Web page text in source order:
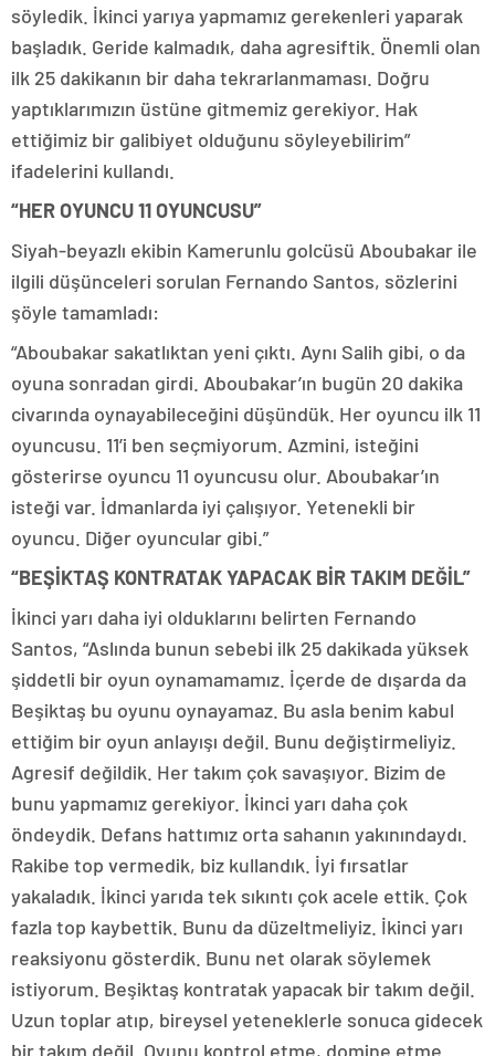
söyledik. İkinci yarıya yapmamız gerekenleri yaparak
başladık. Geride kalmadık, daha agresiftik. Önemli olan
ilk 25 dakikanın bir daha tekrarlanmaması. Doğru
yaptıklarımızın üstüne gitmemiz gerekiyor. Hak
ettiğimiz bir galibiyet olduğunu söyleyebilirim”
ifadelerini kullandı.
“HER OYUNCU 11 OYUNCUSU”
Siyah-beyazlı ekibin Kamerunlu golcüsü Aboubakar ile
ilgili düşünceleri sorulan Fernando Santos, sözlerini
şöyle tamamladı:
“Aboubakar sakatlıktan yeni çıktı. Aynı Salih gibi, o da
oyuna sonradan girdi. Aboubakar’ın bugün 20 dakika
civarında oynayabileceğini düşündük. Her oyuncu ilk 11
oyuncusu. 11’i ben seçmiyorum. Azmini, isteğini
gösterirse oyuncu 11 oyuncusu olur. Aboubakar’ın
isteği var. İdmanlarda iyi çalışıyor. Yetenekli bir
oyuncu. Diğer oyuncular gibi.”
“BEŞİKTAŞ KONTRATAK YAPACAK BİR TAKIM DEĞİL”
İkinci yarı daha iyi olduklarını belirten Fernando
Santos, “Aslında bunun sebebi ilk 25 dakikada yüksek
şiddetli bir oyun oynamamamız. İçerde de dışarda da
Beşiktaş bu oyunu oynayamaz. Bu asla benim kabul
ettiğim bir oyun anlayışı değil. Bunu değiştirmeliyiz.
Agresif değildik. Her takım çok savaşıyor. Bizim de
bunu yapmamız gerekiyor. İkinci yarı daha çok
öndeydik. Defans hattımız orta sahanın yakınındaydı.
Rakibe top vermedik, biz kullandık. İyi fırsatlar
yakaladık. İkinci yarıda tek sıkıntı çok acele ettik. Çok
fazla top kaybettik. Bunu da düzeltmeliyiz. İkinci yarı
reaksiyonu gösterdik. Bunu net olarak söylemek
istiyorum. Beşiktaş kontratak yapacak bir takım değil.
Uzun toplar atıp, bireysel yeteneklerle sonuca gidecek
bir takım değil. Oyunu kontrol etme, domine etme